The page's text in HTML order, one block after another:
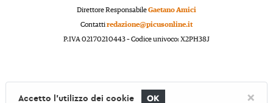
Direttore ResponsabileGaetano Amici
Contattiredazione@picusonline.it
P.IVA 02170210443 – Codice univoco: X2PH38J
Accetto l'utilizzo dei cookie OK ×